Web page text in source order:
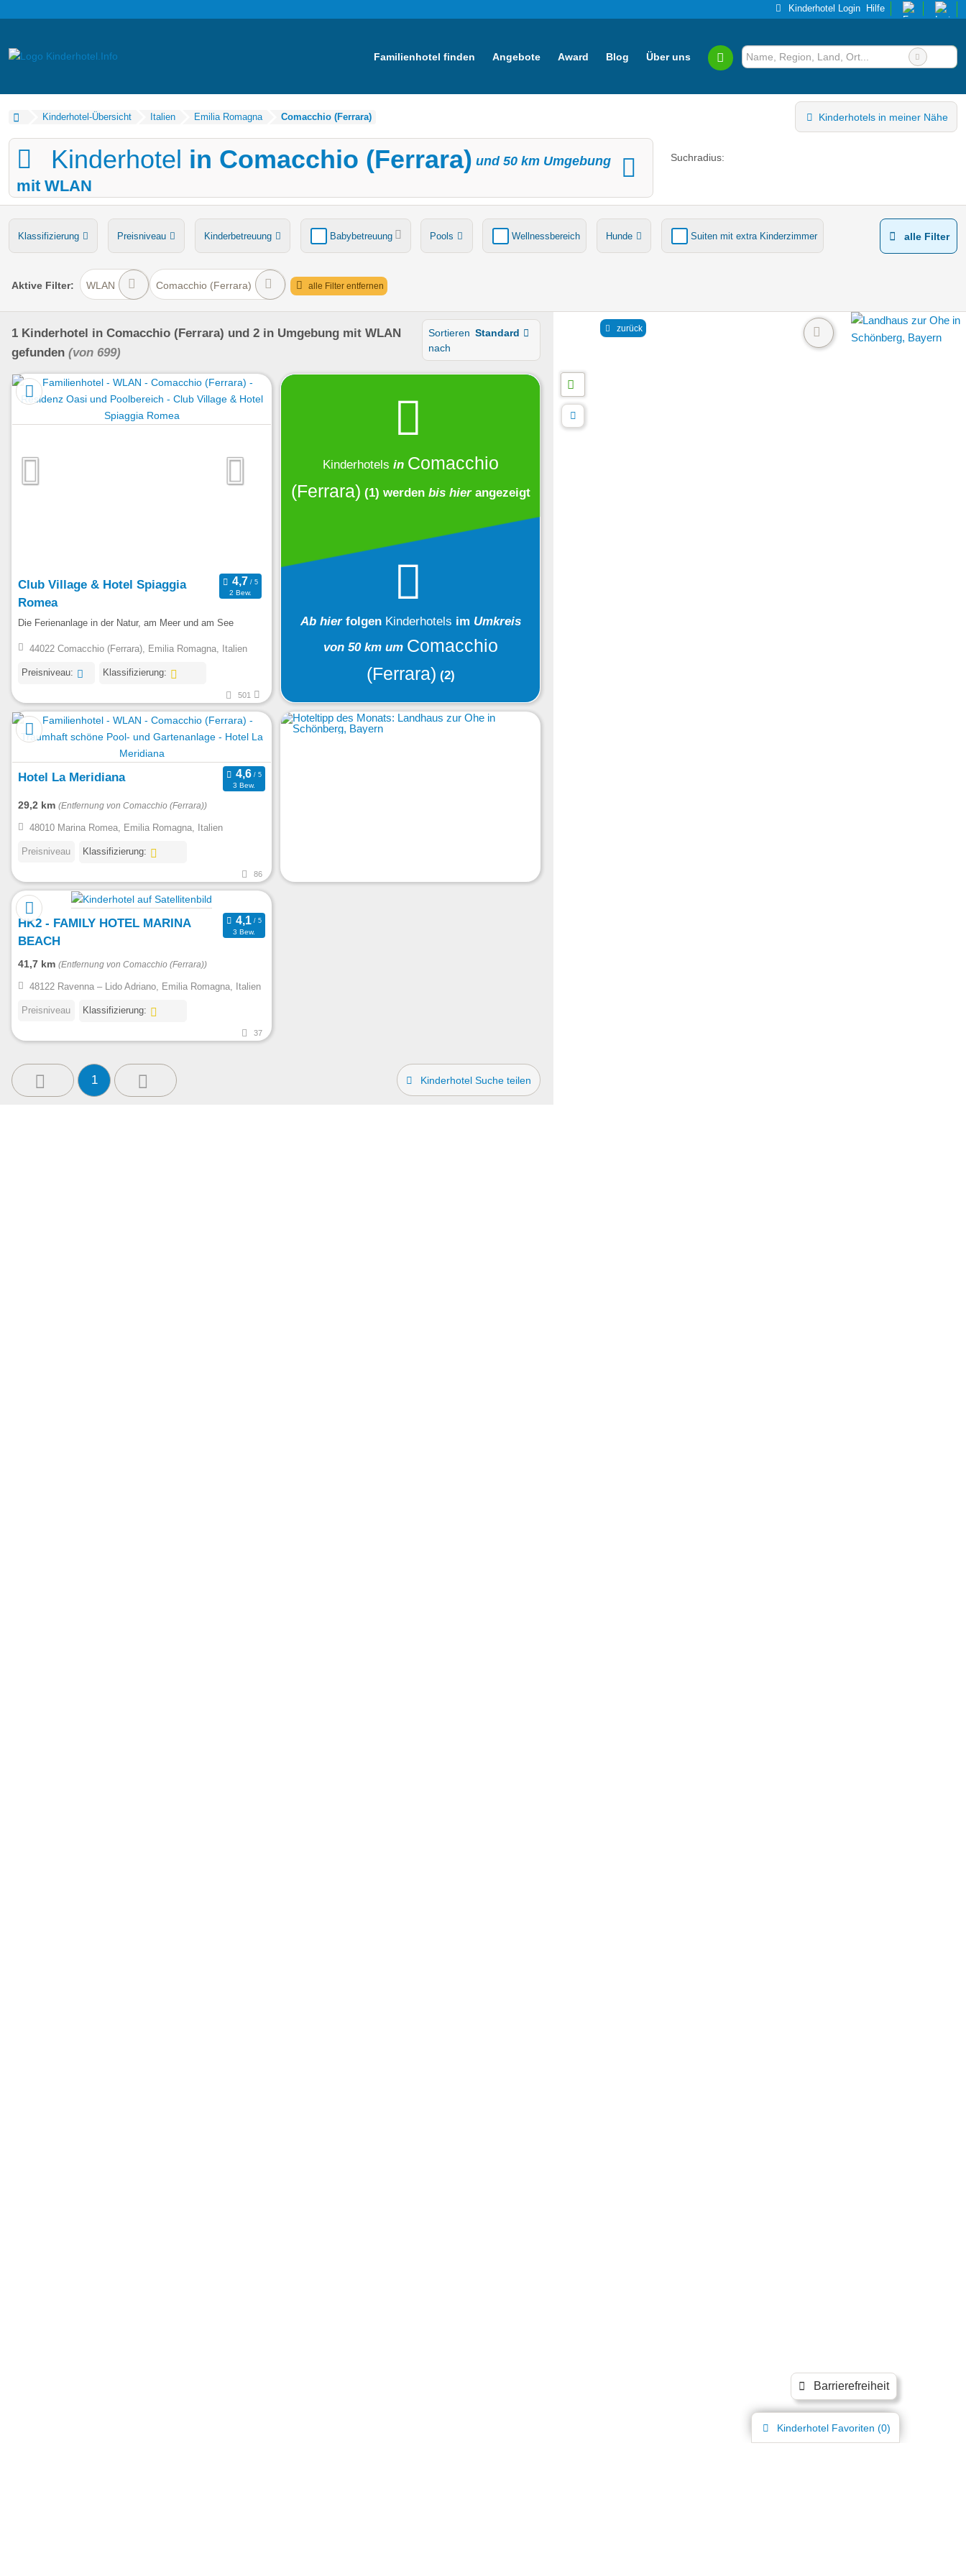
Barrierefreiheit
Kinderhotel Login Hilfe
Familienhotel finden Angebote Award Blog Über uns
Kinderhotel-Übersicht Italien Emilia Romagna Comacchio (Ferrara) Kinderhotels in meiner Nähe
Kinderhotel in Comacchio (Ferrara) und 50 km Umgebung
mit WLAN
Suchradius:
Klassifizierung Preisniveau Kinderbetreuung Babybetreuung Pools Wellnessbereich Hunde Suiten mit extra Kinderzimmer
Verpflegung Bauernhof Ponyreiten Wasserrutsche Ladestation Elektroauto
alle Filter
Aktive Filter: WLAN Comacchio (Ferrara) alle Filter entfernen
1 Kinderhotel in Comacchio (Ferrara) und 2 in Umgebung mit WLAN
gefunden (von 699)
Sortieren
nach
Standard
Club Village & Hotel Spiaggia
Romea
2 Bew.
Die Ferienanlage in der Natur, am Meer und am See
44022 Comacchio (Ferrara), Emilia Romagna, Italien
Preisniveau: Klassifizierung:
501
Kinderhotels in Comacchio
(Ferrara) (1) werden bis hierangezeigt
Ab hier folgen Kinderhotels im Umkreis
von 50 km um Comacchio
(Ferrara) (2)
Hotel La Meridiana
3 Bew.
29,2 km (Entfernung von Comacchio (Ferrara))
48010 Marina Romea, Emilia Romagna, Italien
Preisniveau Klassifizierung:
86
HK2 - FAMILY HOTEL MARINA
BEACH
3 Bew.
41,7 km (Entfernung von Comacchio (Ferrara))
48122 Ravenna – Lido Adriano, Emilia Romagna, Italien
Preisniveau Klassifizierung:
37
1 Kinderhotel Suche teilen
Kinderhotel Favoriten (0)
zurück